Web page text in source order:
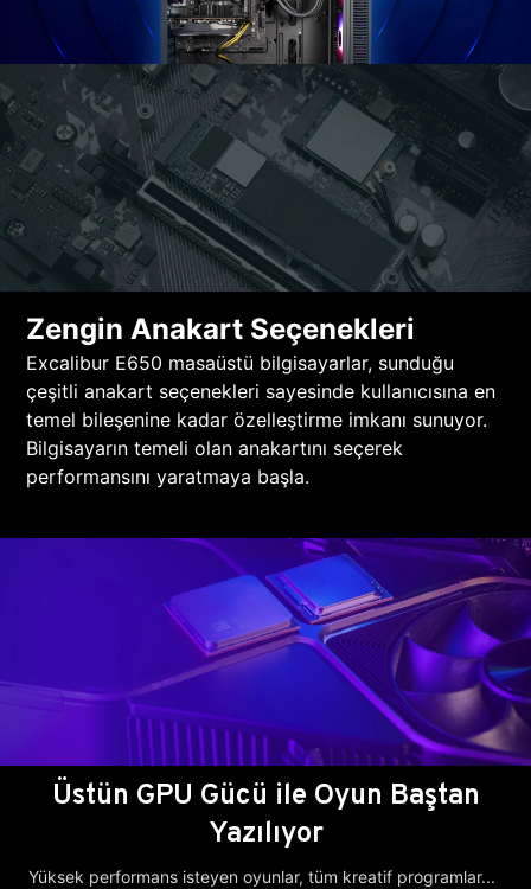
Zengin Anakart Seçenekleri
Excalibur E650 masaüstü bilgisayarlar, sunduğu
çeşitli anakart seçenekleri sayesinde kullanıcısına en
temel bileşenine kadar özelleştirme imkanı sunuyor.
Bilgisayarın temeli olan anakartını seçerek
performansını yaratmaya başla.
Üstün GPU Gücü ile Oyun Baştan
Yazılıyor
Yüksek performans isteyen oyunlar, tüm kreatif programlar...